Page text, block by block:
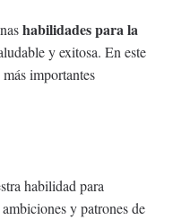
habilidades para la
y exitosa. En este
importantes
habilidad para
y patrones de